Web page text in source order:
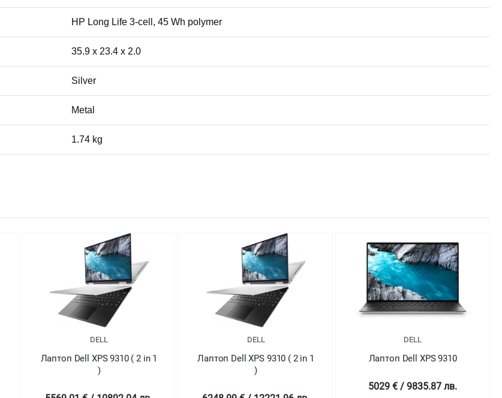
HP Long Life 3-cell, 45 Wh polymer
35.9 x 23.4 x 2.0
Silver
Metal
1.74 kg
DELL
Лаптоп Dell XPS 9310 ( 2 in 1
)
DELL
Лаптоп Dell XPS 9310
DELL
Лаптоп Dell XPS 9310
4698.99 € / 9190.43 лв.